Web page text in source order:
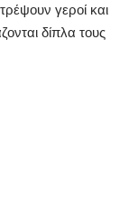
γεροί και
δίπλα τους